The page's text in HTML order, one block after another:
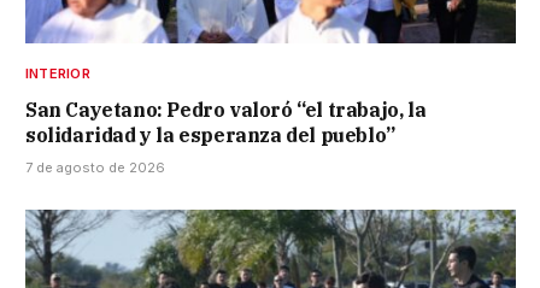
INTERIOR
San Cayetano: Pedro valoró “el trabajo, la
solidaridad y la esperanza del pueblo”
7 de agosto de 2026